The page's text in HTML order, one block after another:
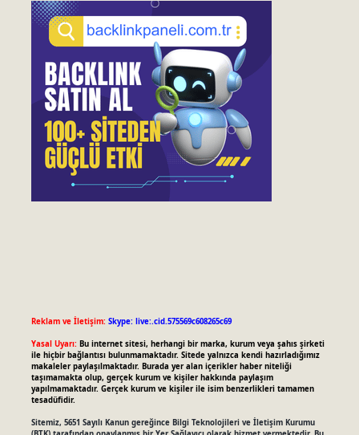
Reklam ve İletişim: Skype: live:.cid.575569c608265c69
Yasal Uyarı: Bu internet sitesi, herhangi bir marka, kurum veya şahıs şirketi
ile hiçbir bağlantısı bulunmamaktadır. Sitede yalnızca kendi hazırladığımız
makaleler paylaşılmaktadır. Burada yer alan içerikler haber niteliği
taşımamakta olup, gerçek kurum ve kişiler hakkında paylaşım
yapılmamaktadır. Gerçek kurum ve kişiler ile isim benzerlikleri tamamen
tesadüfidir.
Sitemiz, 5651 Sayılı Kanun gereğince Bilgi Teknolojileri ve İletişim Kurumu